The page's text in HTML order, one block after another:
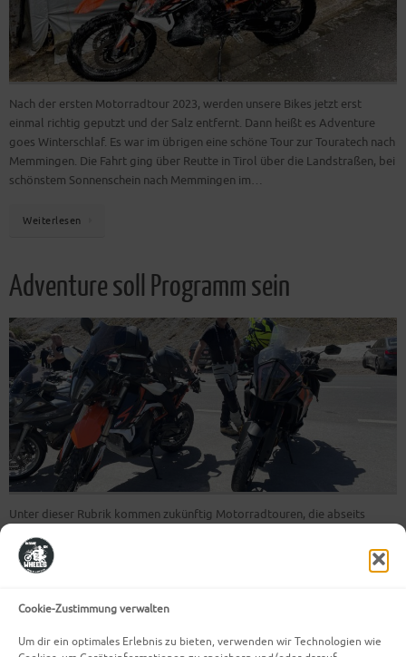
Cookie-Zustimmung verwalten
Um dir ein optimales Erlebnis zu bieten, verwenden wir Technologien wie
Nach der ersten Motorradtour 2023, werden unsere Bikes jetzt erst
einmal richtig geputzt und der Salz entfernt. Dann heißt es Adventure
goes Winterschlaf. Es war im übrigen eine schöne Tour zur Touratech nach
Memmingen. Die Fahrt ging über Reutte in Tirol über die Landstraßen, bei
schönstem Sonnenschein nach Memmingen im…
Weiterlesen
Adventure soll Programm sein
Unter dieser Rubrik kommen zukünftig Motorradtouren, die abseits
Art einfach abenteuerlich sind. Kurz wenn sie anders sind und sackrisch
Spaß machen findest du sie unter dieser Rubrik. denn eines ist für diese